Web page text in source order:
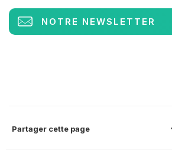
NOTRE NEWSLETTER
Partager cette page